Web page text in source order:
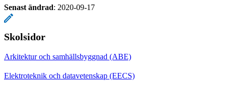
Senast ändrad: 2020-09-17
Skolsidor
Arkitektur och samhällsbyggnad (ABE)
Elektroteknik och datavetenskap (EECS)